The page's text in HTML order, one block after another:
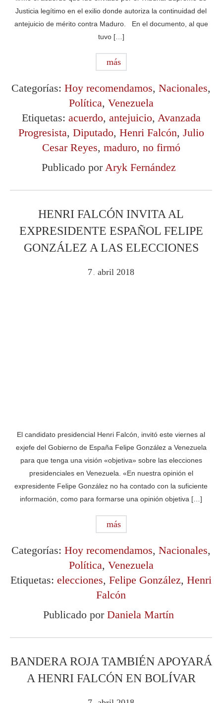
Justicia legítimo en el exilio donde autoriza la continuidad del
antejuicio de mérito contra Maduro. En el documento, al que
tuvo […]
más
Categorías: Hoy recomendamos, Nacionales,
Política, Venezuela
Etiquetas: acuerdo, antejuicio, Avanzada
Progresista, Diputado, Henri Falcón, Julio
Cesar Reyes, maduro, no firmó
Publicado porAryk Fernández
HENRI FALCÓN INVITA AL
EXPRESIDENTE ESPAÑOL FELIPE
GONZÁLEZ A LAS ELECCIONES
7 . abril 2018
El candidato presidencial Henri Falcón, invitó este viernes al
exjefe del Gobierno de España Felipe González a Venezuela
para que tenga una visión «objetiva» sobre las elecciones
presidenciales en Venezuela. «En nuestra opinión el
expresidente Felipe González no ha contado con la suficiente
información, como para formarse una opinión objetiva […]
más
Categorías: Hoy recomendamos, Nacionales,
Política, Venezuela
Etiquetas: elecciones, Felipe González, Henri
Falcón
Publicado por Daniela Martín
BANDERA ROJA TAMBIÉN APOYARÁ
A HENRI FALCÓN EN BOLÍVAR